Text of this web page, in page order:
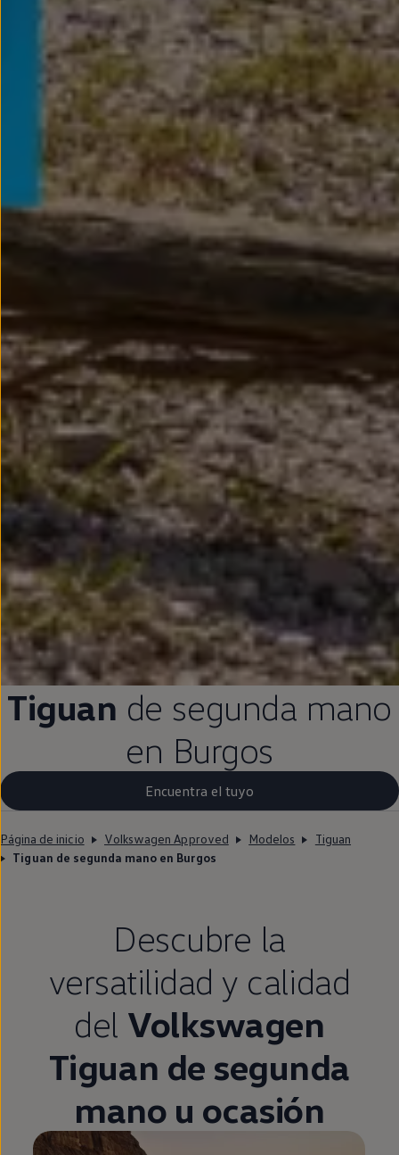
Tiguan de segunda mano
en Burgos
Encuentra el tuyo
Página de inicio Volkswagen Approved Modelos
Tiguan
Tiguan de segunda mano en Burgos
Descubre la
versatilidad y calidad
del Volkswagen
Tiguan de segunda
mano u ocasión